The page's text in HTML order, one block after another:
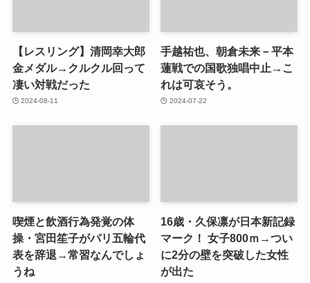
【レスリング】清岡幸大郎
金メダル→クルクル回って
凄い対戦だった
2024-08-11
手越祐也、朝倉未来－平本
蓮戦での国歌独唱中止→こ
れは可哀そう。
2024-07-22
喫煙と飲酒行為発覚の体
操・宮田笙子がパリ五輪代
表を辞退→常習なんでしょ
うね
16歳・久保凛が日本新記録
マーク！ 女子800ｍ→つい
に2分の壁を突破した女性
が出た